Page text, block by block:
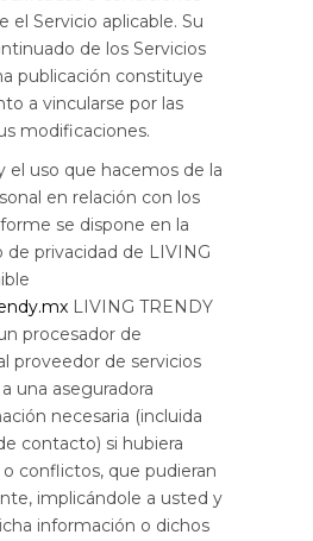
el Servicio aplicable. Su
de los Servicios
publicación constituye
a vincularse por las
modificaciones.
el uso que hacemos de la
en relación con los
se dispone en la
de privacidad de LIVING
LIVING TRENDY
procesador de
proveedor de servicios
una aseguradora
necesaria (incluida
contacto) si hubiera
o conflictos, que pudieran
implicándole a usted y
información o dichos